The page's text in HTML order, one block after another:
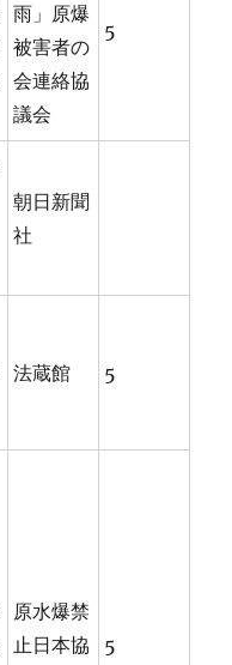
雨」原爆
被害者の
会連絡協
議会
5
朝日新聞
社
法蔵館 5
原水爆禁
止日本協
5